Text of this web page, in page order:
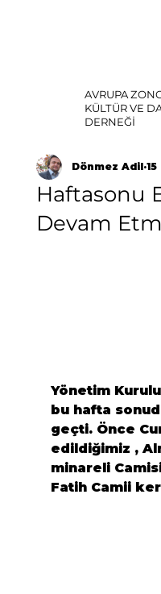
AVRUPA
KÜLTÜR VE
DERNEĞİ
Haftasonu
Devam
Dönmez Adil 15
Yönetim
bu hafta
geçti. Önce
edildiğimiz ,
minareli
Fatih Camii